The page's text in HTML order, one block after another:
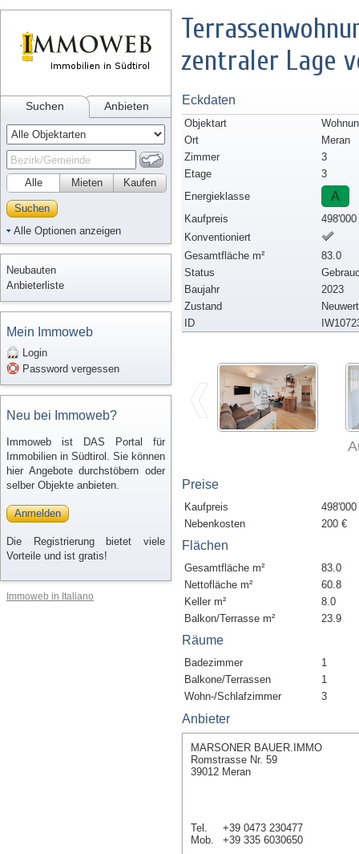
Suchen Anbieten
Alle Kaufen
Mieten
Suchen
Alle Optionen anzeigen
Neubauten
Anbieterliste
Mein Immoweb
Login
Password vergessen
Neu bei Immoweb?
Immoweb ist DAS Portal für
Immobilien in Südtirol. Sie können
hier Angebote durchstöbern oder
selber Objekte anbieten.
Anmelden
Die Registrierung bietet viele
Vorteile und ist gratis!
Immoweb in Italiano
zentraler Lage
Eckdaten
Objektart
Ort
Meran
Zimmer
3
Etage
3
Energieklasse
A
Kaufpreis
498'000
Konventioniert
Gesamtfläche m²
83.0
Status
Baujahr
2023
Zustand
ID
Preise
Kaufpreis
498'000
Nebenkosten
200 €
Flächen
Gesamtfläche m²
83.0
Nettofläche m²
60.8
Keller m²
8.0
Balkon/Terrasse m²
23.9
Räume
Badezimmer
1
Balkone/Terrassen
1
Wohn-/Schlafzimmer
3
Anbieter
MARSONER BAUER.IMMO
Romstrasse Nr. 59
39012 Meran
Tel.
+39 0473 230477
Mob.
+39 335 6030650